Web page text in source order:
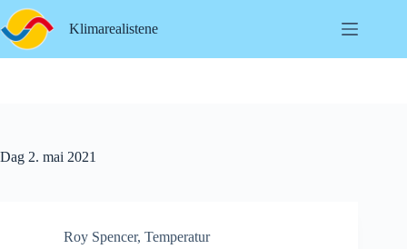
Hopp
til
innholdet
Klimarealistene
Dag 2. mai 2021
Roy Spencer, Temperatur